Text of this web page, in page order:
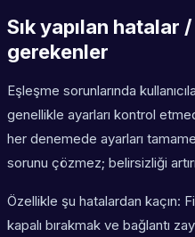
Sık yapılan hatalar /
gerekenler
Eşleşme sorunlarında
genellikle ayarları kontrol
her denemede ayarları
sorunu çözmez; belirsizliği
Özellikle şu hatalardan kaçın:
kapalı bırakmak ve bağlantı